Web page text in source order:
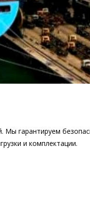
гарантируем
и комплектации.